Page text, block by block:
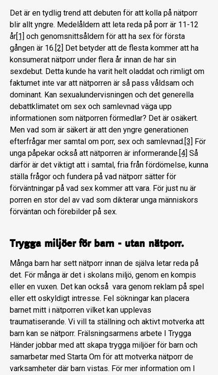
Det är en tydlig trend att debuten för att kolla på nätporr
blir allt yngre. Medelåldern att leta reda på porr är 11-12
år [1] och genomsnittsåldern för att ha sex för första
gången är 16. [2]
Det betyder att de flesta kommer att ha
konsumerat nätporr under flera år innan de har sin
sexdebut. Detta kunde ha varit helt oladdat och rimligt om
faktumet inte var att nätporren är så pass våldsam och
dominant. Kan sexualundervisningen och det generella
debattklimatet om sex och samlevnad väga upp
informationen som nätporren förmedlar? Det är osäkert.
Men vad som är säkert är att den yngre generationen
efterfrågar mer samtal om porr, sex och samlevnad. [3]
För
unga påpekar också att nätporren är informerande. [4] Så
därför är det viktigt att i samtal, fria från fördömelse, kunna
ställa frågor och fundera på vad nätporr sätter för
förväntningar på vad sex kommer att vara. För just nu är
porren en stor del av vad som dikterar unga människors
förväntan och förebilder på sex.
Trygga miljöer för barn - utan nätporr.
Många barn har sett nätporr innan de själva letar reda på
det. För många är det i skolans miljö, genom en kompis
eller en vuxen. Det kan också vara genom reklam på spel
eller ett oskyldigt intresse. Fel sökningar kan placera
barnet mitt i nätporren vilket kan upplevas
traumatiserande. Vi vill ta ställning och aktivt motverka att
barn kan se nätporr. Frälsningsarmens arbete I Trygga
Händer jobbar med att skapa trygga miljöer för barn och
samarbetar med Starta Om för att motverka nätporr de
varksamheter där barn vistas. För mer information om I